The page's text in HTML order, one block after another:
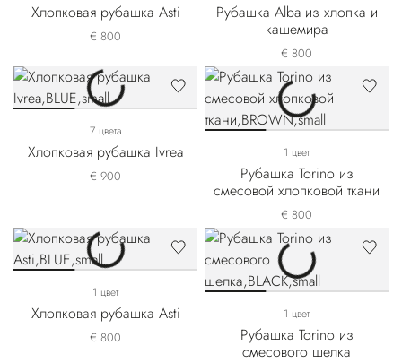
Хлопковая рубашка Asti
€ 800
Рубашка Alba из хлопка и
кашемира
€ 800
7 цвета
Хлопковая рубашка Ivrea
€ 900
1 цвет
Рубашка Torino из
смесовой хлопковой ткани
€ 800
1 цвет
Хлопковая рубашка Asti
€ 800
1 цвет
Рубашка Torino из
смесового шелка